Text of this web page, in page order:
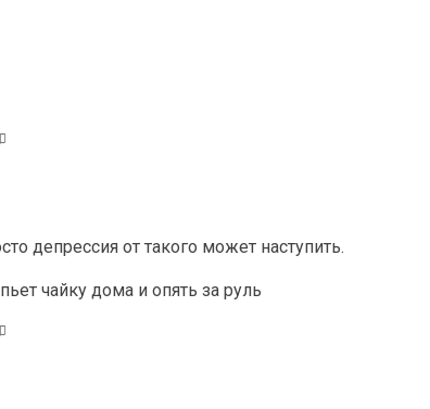
депрессия от такого может наступить.
чайку дома и опять за руль